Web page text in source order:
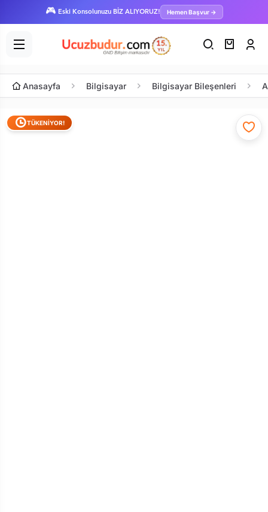
🎮 Eski Konsolunuzu BİZ ALIYORUZ! Hemen Başvur →
Anasayfa Bilgisayar Bilgisayar Bileşenleri
TÜKENİYOR!